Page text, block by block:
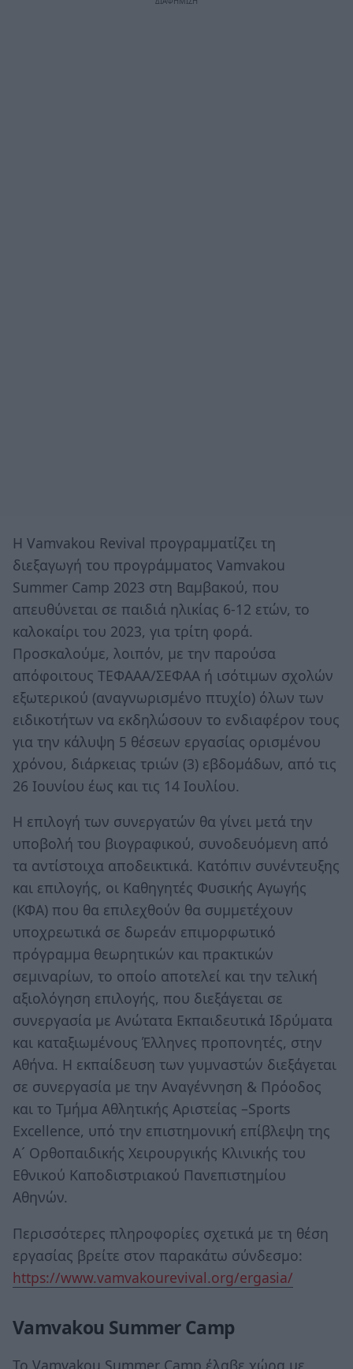
Η Vamvakou Revival προγραμματίζει τη
διεξαγωγή του προγράμματος Vamvakou
Summer Camp 2023 στη Βαμβακού, που
απευθύνεται σε παιδιά ηλικίας 6-12 ετών, το
καλοκαίρι του 2023, για τρίτη φορά.
Προσκαλούμε, λοιπόν, με την παρούσα
απόφοιτους TΕΦΑΑΑ/ΣΕΦΑΑ ή ισότιμων σχολών
εξωτερικού (αναγνωρισμένο πτυχίο) όλων των
ειδικοτήτων να εκδηλώσουν το ενδιαφέρον τους
για την κάλυψη 5 θέσεων εργασίας ορισμένου
χρόνου, διάρκειας τριών (3) εβδομάδων, από τις
26 Ιουνίου έως και τις 14 Ιουλίου.
Η επιλογή των συνεργατών θα γίνει μετά την
υποβολή του βιογραφικού, συνοδευόμενη από
τα αντίστοιχα αποδεικτικά. Κατόπιν συνέντευξης
και επιλογής, oι Καθηγητές Φυσικής Αγωγής
(ΚΦΑ) που θα επιλεχθούν θα συμμετέχουν
υποχρεωτικά σε δωρεάν επιμορφωτικό
πρόγραμμα θεωρητικών και πρακτικών
σεμιναρίων, το οποίο αποτελεί και την τελική
αξιολόγηση επιλογής, που διεξάγεται σε
συνεργασία με Ανώτατα Εκπαιδευτικά Ιδρύματα
και καταξιωμένους Έλληνες προπονητές, στην
Αθήνα. Η εκπαίδευση των γυμναστών διεξάγεται
σε συνεργασία με την Αναγέννηση & Πρόοδος
και το Τμήμα Αθλητικής Αριστείας –Sports
Excellence, υπό την επιστημονική επίβλεψη της
Α´ Ορθοπαιδικής Xειρουργικής Κλινικής του
Εθνικού Καποδιστριακού Πανεπιστημίου
Αθηνών.
Περισσότερες πληροφορίες σχετικά με τη θέση
εργασίας βρείτε στον παρακάτω σύνδεσμο:
https://www.vamvakourevival.org/ergasia/
Vamvakou Summer Camp
Το Vamvakou Summer Camp έλαβε χώρα με